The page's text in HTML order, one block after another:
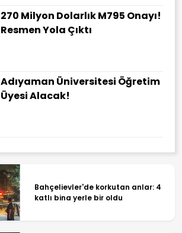
270 Milyon Dolarlık M795 Onayı!
Resmen Yola Çıktı
Adıyaman Üniversitesi Öğretim
Üyesi Alacak!
Bahçelievler'de korkutan anlar: 4
katlı bina yerle bir oldu